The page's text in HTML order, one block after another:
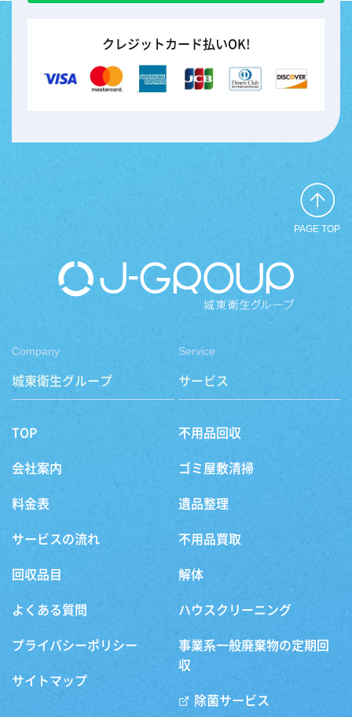
クレジットカード払いOK!
PAGE TOP
Company
城東衛生グループ
TOP
会社案内
料金表
サービスの流れ
回収品目
よくある質問
プライバシーポリシー
サイトマップ
Service
サービス
不用品回収
ゴミ屋敷清掃
遺品整理
不用品買取
解体
ハウスクリーニング
事業系一般廃棄物の定期回
収
除菌サービス